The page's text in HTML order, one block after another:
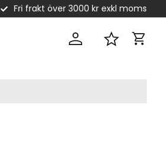
Fri frakt över 3000 kr exkl moms
Favoriter